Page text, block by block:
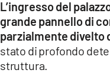
ANDROID
APPLE
L’ingresso del
grande pannello di
parzialmente divelto
stato di profondo
struttura.